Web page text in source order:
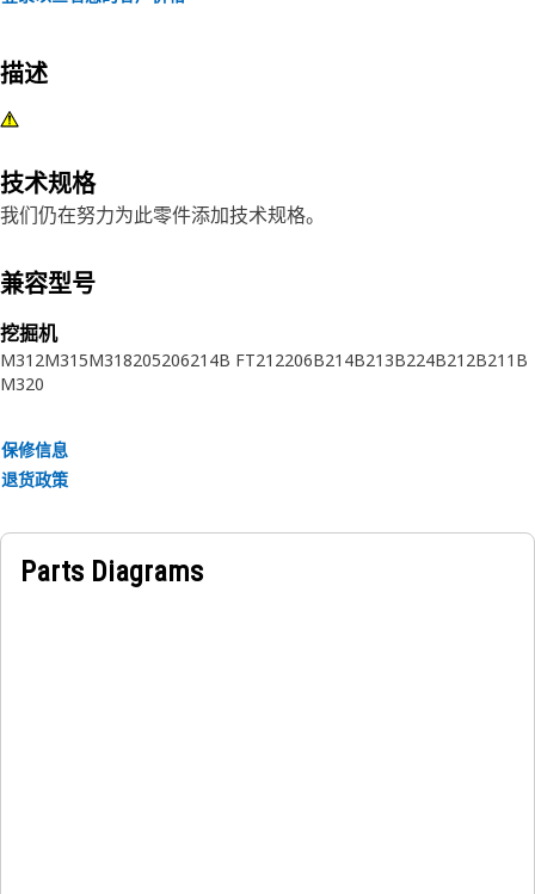
描述
技术规格
我们仍在努力为此零件添加技术规格。
兼容型号
挖掘机
M312M315M318205206214B FT212206B214B213B224B212B211B
M320
保修信息
退货政策
Parts Diagrams